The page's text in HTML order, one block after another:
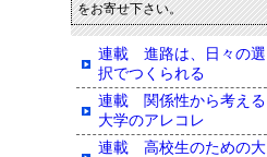
をお寄せ下さい。
連載 進路は、日々の選
択でつくられる
連載 関係性から考える
大学のアレコレ
連載 高校生のための大